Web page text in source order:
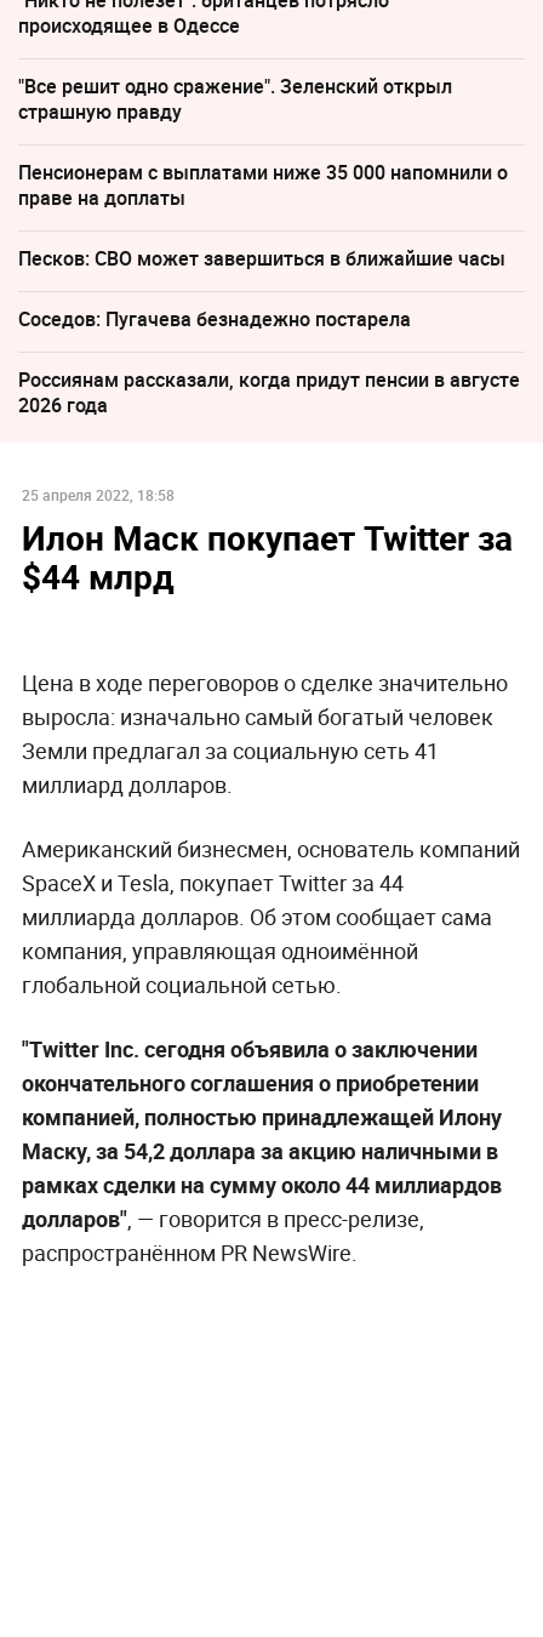
происходящее в Одессе
"Все решит одно сражение". Зеленский открыл
страшную правду
Пенсионерам с выплатами ниже 35 000 напомнили о
праве на доплаты
Песков: СВО может завершиться в ближайшие часы
Соседов: Пугачева безнадежно постарела
Россиянам рассказали, когда придут пенсии в августе
2026 года
25 апреля 2022, 18:58
Илон Маск покупает Twitter за
$44 млрд
Цена в ходе переговоров о сделке значительно
выросла: изначально самый богатый человек
Земли предлагал за социальную сеть 41
миллиард долларов.
Американский бизнесмен, основатель компаний
SpaceX и Tesla, покупает Twitter за 44
миллиарда долларов. Об этом сообщает сама
компания, управляющая одноимённой
глобальной социальной сетью.
"Twitter Inc. сегодня объявила о заключении
окончательного соглашения о приобретении
компанией, полностью принадлежащей Илону
Маску, за 54,2 доллара за акцию наличными в
рамках сделки на сумму около 44 миллиардов
долларов", — говорится в пресс-релизе,
распространённом PR NewsWire.